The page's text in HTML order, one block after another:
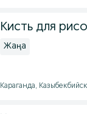
Кисть для
Жаңа
Караганда,